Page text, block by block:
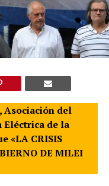
Asociación del
Eléctrica de la
«LA CRISIS
DE MILEI